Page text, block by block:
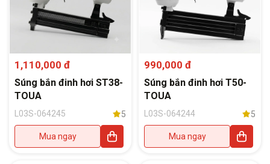
1,110,000 đ
Súng bắn đinh hơi ST38-
TOUA
L03S-064245 5
Mua ngay
990,000 đ
Súng bắn đinh hơi T50-
TOUA
L03S-064244 5
Mua ngay